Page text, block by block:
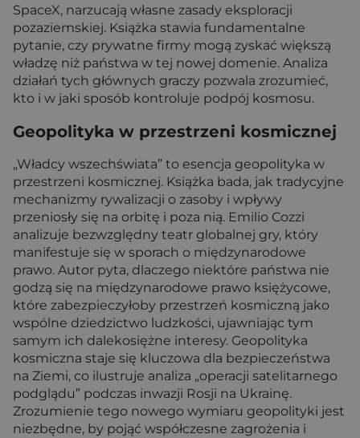
SpaceX, narzucają własne zasady eksploracji
pozaziemskiej. Książka stawia fundamentalne
pytanie, czy prywatne firmy mogą zyskać większą
władzę niż państwa w tej nowej domenie. Analiza
działań tych głównych graczy pozwala zrozumieć,
kto i w jaki sposób kontroluje podpój kosmosu.
Geopolityka w przestrzeni kosmicznej
„Władcy wszechświata” to esencja geopolityka w
przestrzeni kosmicznej. Książka bada, jak tradycyjne
mechanizmy rywalizacji o zasoby i wpływy
przeniosły się na orbitę i poza nią. Emilio Cozzi
analizuje bezwzględny teatr globalnej gry, który
manifestuje się w sporach o międzynarodowe
prawo. Autor pyta, dlaczego niektóre państwa nie
godzą się na międzynarodowe prawo księżycowe,
które zabezpieczyłoby przestrzeń kosmiczną jako
wspólne dziedzictwo ludzkości, ujawniając tym
samym ich dalekosiężne interesy. Geopolityka
kosmiczna staje się kluczowa dla bezpieczeństwa
na Ziemi, co ilustruje analiza „operacji satelitarnego
podglądu” podczas inwazji Rosji na Ukrainę.
Zrozumienie tego nowego wymiaru geopolityki jest
niezbędne, by pojąć współczesne zagrożenia i